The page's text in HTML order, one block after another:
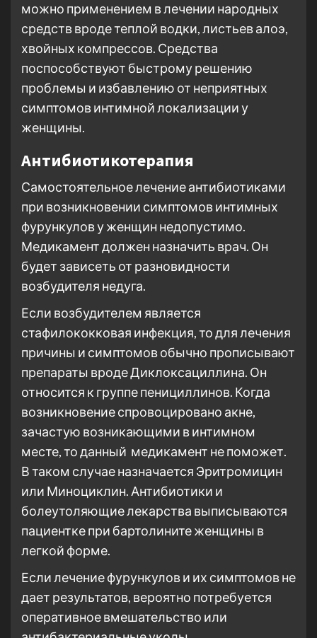
можно применением в лечении народных
средств вроде теплой водки, листьев алоэ,
хвойных компрессов. Средства
поспособствуют быстрому решению
проблемы и избавлению от неприятных
симптомов интимной локализации у
женщины.
Антибиотикотерапия
Самостоятельное лечение антибиотиками
при возникновении симптомов интимных
фурункулов у женщин недопустимо.
Медикамент должен назначить врач. Он
будет зависеть от разновидности
возбудителя недуга.
Если возбудителем является
стафилококковая инфекция, то для лечения
причины и симптомов обычно прописывают
препараты вроде Диклоксациллина. Он
относится к группе пенициллинов. Когда
возникновение спровоцировано акне,
зачастую возникающими в интимном
месте, то данный медикамент не поможет.
В таком случае назначается Эритромицин
или Миноциклин. Антибиотики и
болеутоляющие лекарства выписываются
пациентке при бартолините женщины в
легкой форме.
Если лечение фурункулов и их симптомов не
дает результатов, вероятно потребуется
оперативное вмешательство или